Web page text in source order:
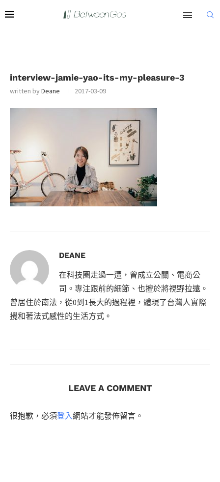
interview-jamie-yao-its-my-pleasure-3
written byDeane 2017-03-09
DEANE
在科技圈走過一遭，曾成立公關、電商公
司。專注跟前的細節、也擅於將視野拉遠。
曾居住於南法，從0到1長大的過程裡，體現了台灣人實際
攪和著法式感性的生活方式。
LEAVE A COMMENT
很抱歉，必須登入網站才能發佈留言。